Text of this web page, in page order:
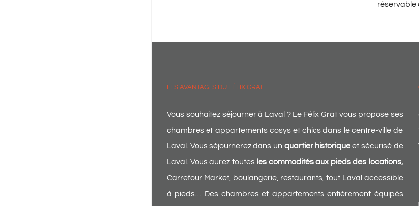
réservable
LES AVANTAGES DU FÉLIX GRAT
Vous souhaitez séjourner à Laval ? Le Félix Grat vous propose ses
chambres et appartements cosys et chics dans le centre-ville de
Laval. Vous séjournerez dans unquartier historique et sécurisé de
Laval. Vous aurez toutes les commodités aux pieds des locations,
Carrefour Market, boulangerie, restaurants, tout Laval accessible
à pieds… Des chambres et appartements entièrement équipés